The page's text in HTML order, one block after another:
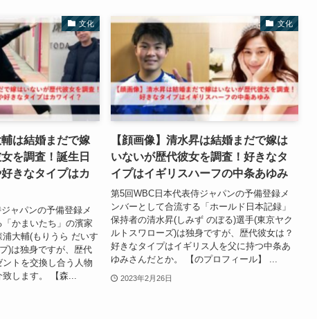
文化
輔は結婚まだで嫁
を調査！誕生日
きなタイプはカ
ャパンの予備登録メ
かまいたち」の濱家
大輔(もりうら だいす
)は独身ですが、歴代
トを交換し合う人物
します。 【森...
文化
【顔画像】清水昇は結婚まだで嫁は
いないが歴代彼女を調査！好きなタ
イプはイギリスハーフの中条あゆみ
第5回WBC日本代表侍ジャパンの予備登録メ
ンバーとして合流する「ホールド日本記録」
保持者の清水昇(しみず のぼる)選手(東京ヤク
ルトスワローズ)は独身ですが、歴代彼女は？
好きなタイプはイギリス人を父に持つ中条あ
ゆみさんだとか。 【のプロフィール】 ...
2023年2月26日